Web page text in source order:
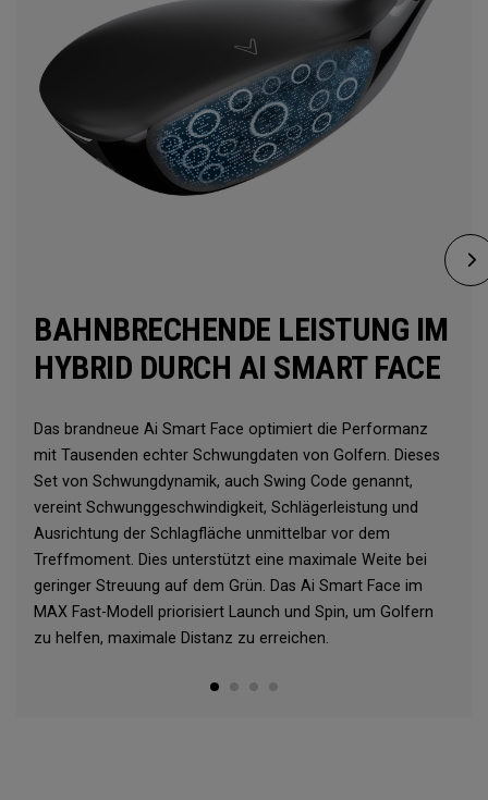
BAHNBRECHENDE LEISTUNG IM
HYBRID DURCH AI SMART FACE
Das brandneue Ai Smart Face optimiert die Performanz
mit Tausenden echter Schwungdaten von Golfern. Dieses
Set von Schwungdynamik, auch Swing Code genannt,
vereint Schwunggeschwindigkeit, Schlägerleistung und
Ausrichtung der Schlagfläche unmittelbar vor dem
Treffmoment. Dies unterstützt eine maximale Weite bei
geringer Streuung auf dem Grün. Das Ai Smart Face im
MAX Fast-Modell priorisiert Launch und Spin, um Golfern
zu helfen, maximale Distanz zu erreichen.